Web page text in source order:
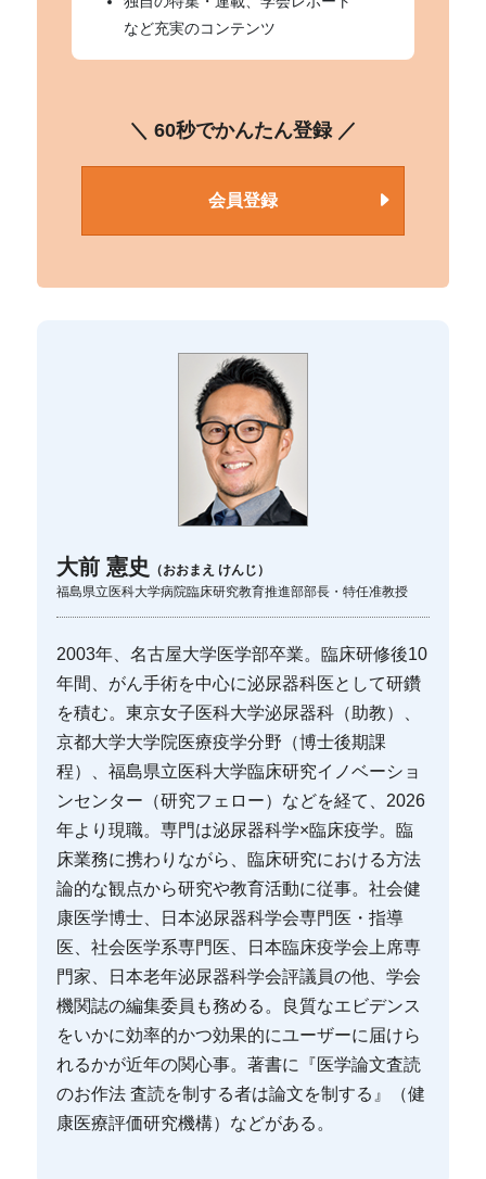
など充実のコンテンツ
＼ 60秒でかんたん登録 ／
会員登録
大前 憲史
（おおまえ けんじ）
福島県立医科大学病院臨床研究教育推進部部長・特任准教授
2003年、名古屋大学医学部卒業。臨床研修後10
年間、がん手術を中心に泌尿器科医として研鑽
を積む。東京女子医科大学泌尿器科（助教）、
京都大学大学院医療疫学分野（博士後期課
程）、福島県立医科大学臨床研究イノベーショ
ンセンター（研究フェロー）などを経て、2026
年より現職。専門は泌尿器科学×臨床疫学。臨
床業務に携わりながら、臨床研究における方法
論的な観点から研究や教育活動に従事。社会健
康医学博士、日本泌尿器科学会専門医・指導
医、社会医学系専門医、日本臨床疫学会上席専
門家、日本老年泌尿器科学会評議員の他、学会
機関誌の編集委員も務める。良質なエビデンス
をいかに効率的かつ効果的にユーザーに届けら
れるかが近年の関心事。著書に『医学論文査読
のお作法 査読を制する者は論文を制する』（健
康医療評価研究機構）などがある。